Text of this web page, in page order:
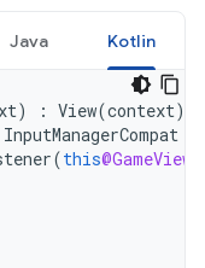
Kotlin
Java
) : View(context),
InputManagerCompat
(this@GameView